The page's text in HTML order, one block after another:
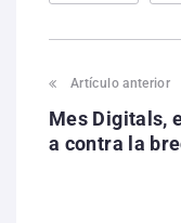
Artículo anterior
Mes Digitals,
a contra la